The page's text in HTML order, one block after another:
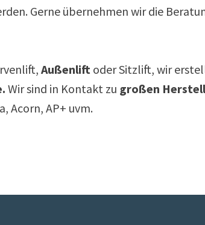
Gerne übernehmen wir die
Außenlift oder Sitzlift, wir
Wir sind in Kontakt zu großen
Acorn, AP+ uvm.